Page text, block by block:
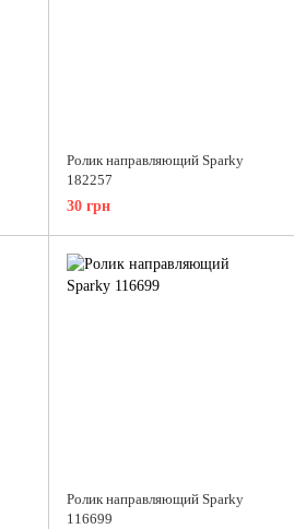
Ролик направляющий Sparky
182257
30 грн
Ролик направляющий Sparky
116699